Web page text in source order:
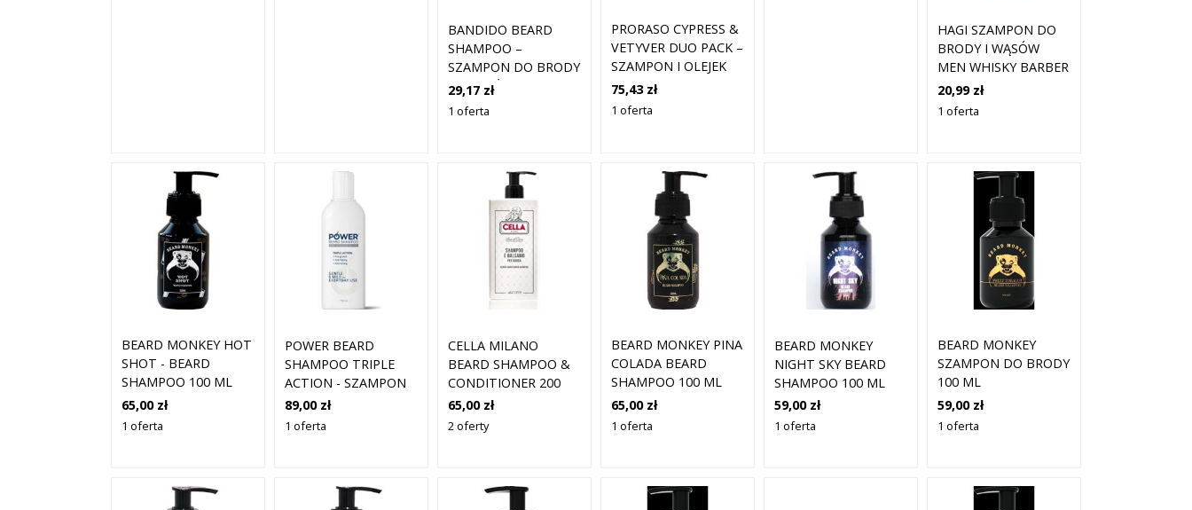
BANDIDO BEARD
SHAMPOO –
SZAMPON DO BRODY
DLA MĘŻCZYZN, 250
ML
29,17 zł
1 oferta
PRORASO CYPRESS &
VETYVER DUO PACK –
SZAMPON I OLEJEK
DO BRODY,
200ML+30ML
75,43 zł
1 oferta
HAGI SZAMPON DO
BRODY I WĄSÓW
MEN WHISKY BARBER
70 ML
20,99 zł
1 oferta
BEARD MONKEY HOT
SHOT - BEARD
SHAMPOO 100 ML
65,00 zł
1 oferta
POWER BEARD
SHAMPOO TRIPLE
ACTION - SZAMPON
DO BRODY 150 ML
89,00 zł
1 oferta
CELLA MILANO
BEARD SHAMPOO &
CONDITIONER 200
ML
65,00 zł
2 oferty
BEARD MONKEY PINA
COLADA BEARD
SHAMPOO 100 ML
65,00 zł
1 oferta
BEARD MONKEY
NIGHT SKY BEARD
SHAMPOO 100 ML
59,00 zł
1 oferta
BEARD MONKEY
SZAMPON DO BRODY
100 ML
59,00 zł
1 oferta